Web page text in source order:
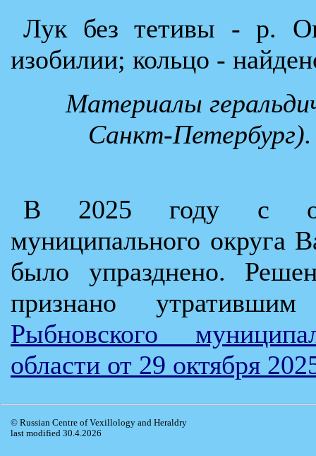
Лук без тетивы - р.
изобилии; кольцо -
Материалы
Санкт-
В 2025 году с
муниципального округа
было упразднено.
признано
Рыбновского
области от 29 октября
© Russian Centre of Vexillology and Heraldry
last modified 30.4.2026